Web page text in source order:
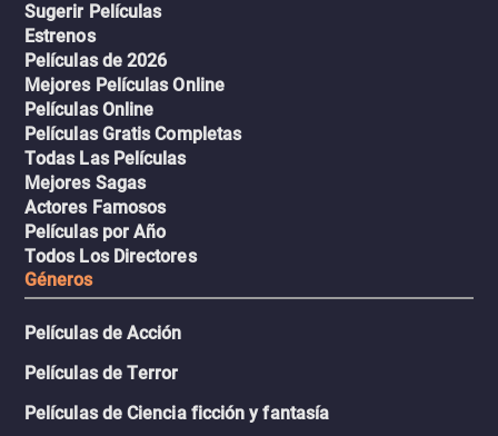
Sugerir Películas
Estrenos
Películas de 2026
Mejores Películas Online
Películas Online
Películas Gratis Completas
Todas Las Películas
Mejores Sagas
Actores Famosos
Películas por Año
Todos Los Directores
Géneros
Películas de Acción
Películas de Terror
Películas de Ciencia ficción y fantasía